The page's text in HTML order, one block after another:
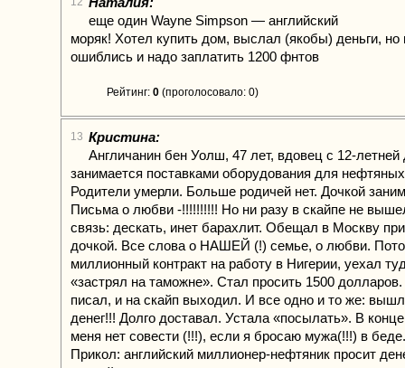
еще один Wayne Simpson — английский
моряк! Хотел купить дом, выслал (якобы) деньги, но
ошиблись и надо заплатить 1200 фнтов
Рейтинг: 0 (проголосовало: 0)
13 Кристина:
Англичанин бен Уолш, 47 лет, вдовец с 12-
занимается поставками оборудования для
Родители умерли. Больше родичей нет. Дочкой
Письма о любви -!!!!!!!!!! Но ни разу в скайпе не
связь: дескать, инет барахлит. Обещал в Москву
дочкой. Все слова о НАШЕЙ (!) семье, о любви.
миллионный контракт на работу в Нигерии, уехал
«застрял на таможне». Стал просить 1500
писал, и на скайп выходил. И все одно и то же:
денег!!! Долго доставал. Устала «посылать». В
меня нет совести (!!!), если я бросаю мужа(!!!) в
Прикол: английский миллионер-нефтяник просит